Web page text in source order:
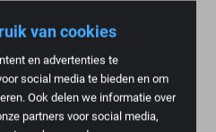
van cookies
en advertenties te
social media te bieden en om
Ook delen we informatie over
partners voor social media,
naden